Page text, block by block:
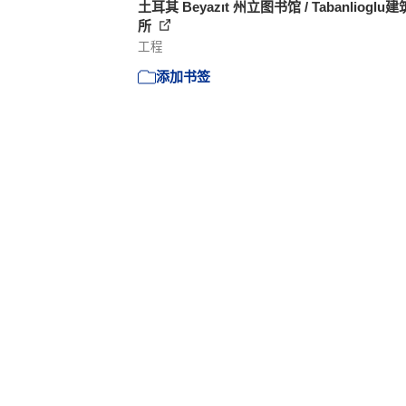
土耳其 Beyazıt 州立图书馆 / Tabanlioglu建
所
工程
添加书签